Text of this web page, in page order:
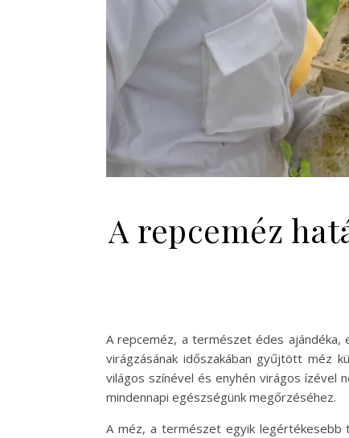
A repceméz
A repceméz, a természet édes ajándéka,
virágzásának időszakában gyűjtött méz
világos színével és enyhén virágos ízével
mindennapi egészségünk megőrzéséhez.
A méz, a természet egyik legértékesebb